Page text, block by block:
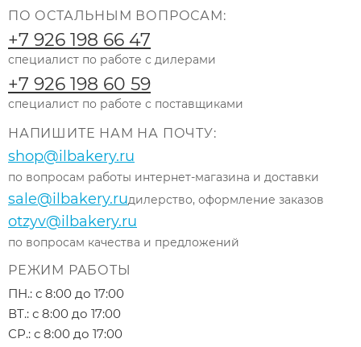
ПО ОСТАЛЬНЫМ ВОПРОСАМ:
+7 926 198 66 47
специалист по работе с дилерами
+7 926 198 60 59
специалист по работе с поставщиками
НАПИШИТЕ НАМ НА ПОЧТУ:
shop@ilbakery.ru
по вопросам работы интернет-магазина и доставки
sale@ilbakery.ruдилерство, оформление заказов
otzyv@ilbakery.ru
по вопросам качества и предложений
РЕЖИМ РАБОТЫ
ПН.: с 8:00 до 17:00
ВТ.: с 8:00 до 17:00
СР.: с 8:00 до 17:00